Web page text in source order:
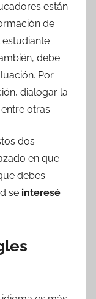
están
de
debe
Por
dialogar la
otras.
dos
en que
debes
se interesé